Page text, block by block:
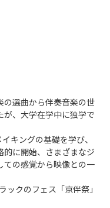
の選曲から伴奏音楽の世
、大学在学中に独学で
キングの基礎を学び、
に開始、さまざまなジ
ての感覚から映像との一
クのフェス「京伴祭」